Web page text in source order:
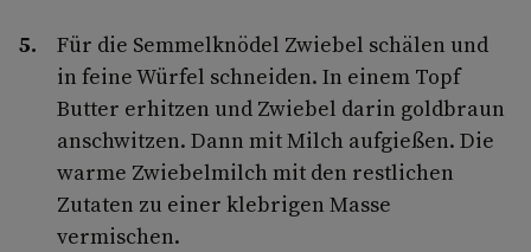
Für die Semmelknödel Zwiebel schälen und
in feine Würfel schneiden. In einem Topf
Butter erhitzen und Zwiebel darin goldbraun
anschwitzen. Dann mit Milch aufgießen. Die
warme Zwiebelmilch mit den restlichen
Zutaten zu einer klebrigen Masse
vermischen.